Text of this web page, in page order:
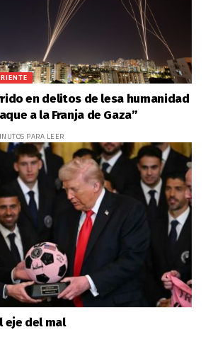
en delitos de lesa humanidad
a la Franja de Gaza”
PARA LEER
eje del mal